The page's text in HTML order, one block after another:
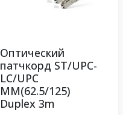
Оптический
патчкорд ST/UPC-
LC/UPC
MM(62.5/125)
Duplex 3m